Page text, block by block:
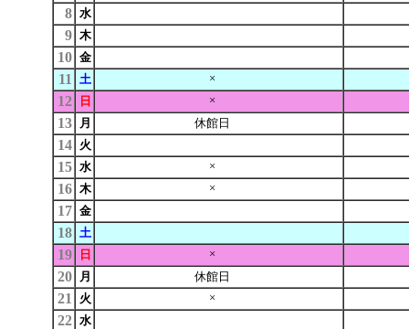
8 水
9 木
10 金
11 土 ×
12 日 ×
13 月 休館日
14 火
15 水 ×
16 木 ×
17 金
18 土
19 日 ×
20 月 休館日
21 火 ×
22 水